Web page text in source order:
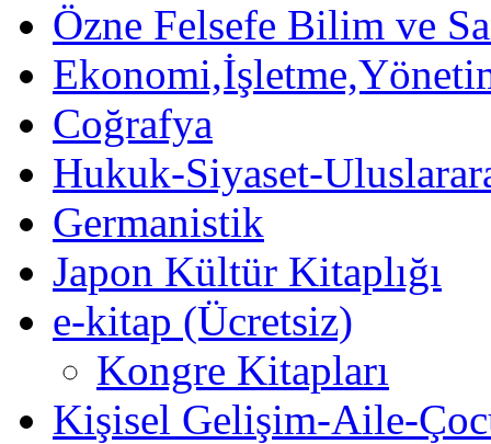
Özne Felsefe Bilim ve
Coğrafya
Hukuk-Siyaset-
Germanistik
Japon Kültür Kitaplığı
e-kitap (Ücretsiz)
Kongre Kitapları
Kişisel Gelişim-Aile-